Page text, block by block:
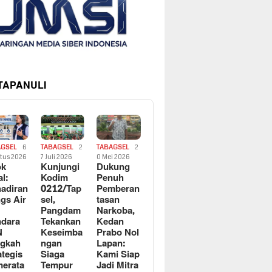
6
2026
Air
TABAGSEL
2
7 Juli 2026
Kunjungi
Kodim
0212/Tap
sel,
Pangdam
Tekankan
Keseimba
ngan
Siaga
Tempur
TABAGSEL
2
0 Mei 2026
Dukung
Penuh
Pemberan
tasan
Narkoba,
Kedan
Prabo Nol
Lapan:
Kami Siap
Jadi Mitra